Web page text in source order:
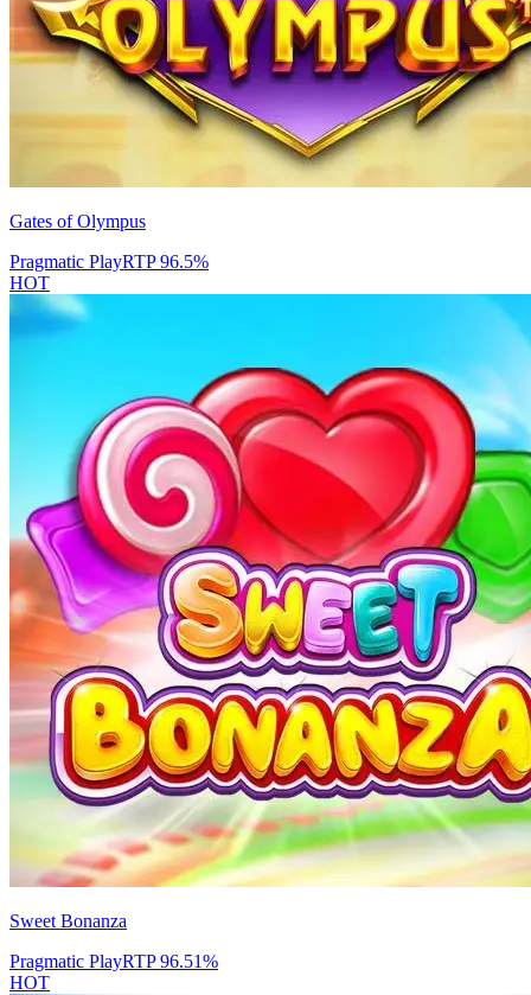
Gates of Olympus
Pragmatic PlayRTP96.5%
HOT
Sweet Bonanza
Pragmatic PlayRTP96.51%
HOT